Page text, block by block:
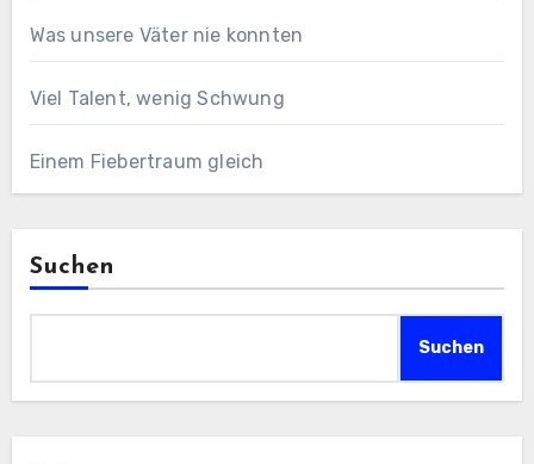
Was unsere Väter nie konnten
Viel Talent, wenig Schwung
Einem Fiebertraum gleich
Suchen
Suchen